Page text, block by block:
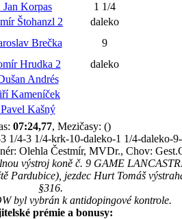
Jan Korpas 1 1/4
Štohanzl 2 daleko
Brečka 9
Hrudka 2 daleko
Andrés
Kameníček
Kašný
07:24,77, Mezičasy: ()
4-3 1/4-krk-10-daleko-1 1/4-daleko-
Olehla Čestmír, MVDr., Chov:
výstroj koně č. 9 GAME
Pardubice), jezdec Hurt Tomáš
§316.
byl vybrán k antidopingové kontrole.
prémie a bonusy: